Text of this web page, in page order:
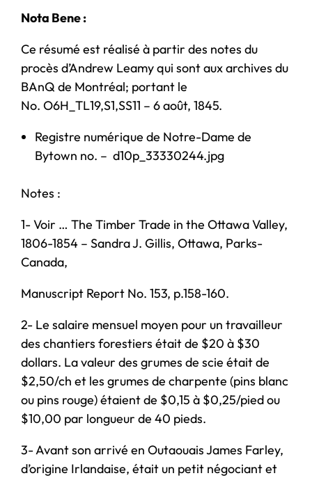
Nota Bene :
Ce résumé est réalisé à partir des notes du
procès d’Andrew Leamy qui sont aux archives du
BAnQ de Montréal; portant le
No. O6H_TL19,S1,SS11 – 6 août, 1845.
Registre numérique de Notre-Dame de
Bytown no. – d10p_33330244.jpg
Notes :
1- Voir … The Timber Trade in the Ottawa Valley,
1806-1854 – Sandra J. Gillis, Ottawa, Parks-
Canada,
Manuscript Report No. 153, p.158-160.
2- Le salaire mensuel moyen pour un travailleur
des chantiers forestiers était de $20 à $30
dollars. La valeur des grumes de scie était de
$2,50/ch et les grumes de charpente (pins blanc
ou pins rouge) étaient de $0,15 à $0,25/pied ou
$10,00 par longueur de 40 pieds.
3- Avant son arrivé en Outaouais James Farley,
d’origine Irlandaise, était un petit négociant et